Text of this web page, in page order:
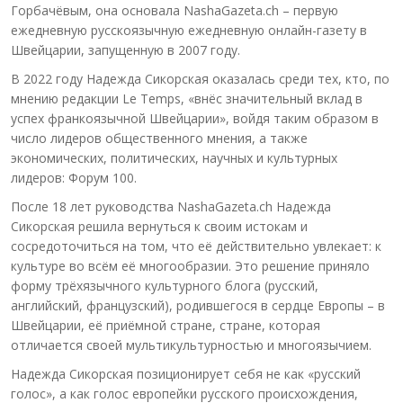
Горбачёвым, она основала NashaGazeta.ch – первую
ежедневную русскоязычную ежедневную онлайн-газету в
Швейцарии, запущенную в 2007 году.
В 2022 году Надежда Сикорская оказалась среди тех, кто, по
мнению редакции Le Temps, «внёс значительный вклад в
успех франкоязычной Швейцарии», войдя таким образом в
число лидеров общественного мнения, а также
экономических, политических, научных и культурных
лидеров: Форум 100.
После 18 лет руководства NashaGazeta.ch Надежда
Сикорская решила вернуться к своим истокам и
сосредоточиться на том, что её действительно увлекает: к
культуре во всём её многообразии. Это решение приняло
форму трёхязычного культурного блога (русский,
английский, французский), родившегося в сердце Европы – в
Швейцарии, её приёмной стране, стране, которая
отличается своей мультикультурностью и многоязычием.
Надежда Сикорская позиционирует себя не как «русский
голос», а как голос европейки русского происхождения,